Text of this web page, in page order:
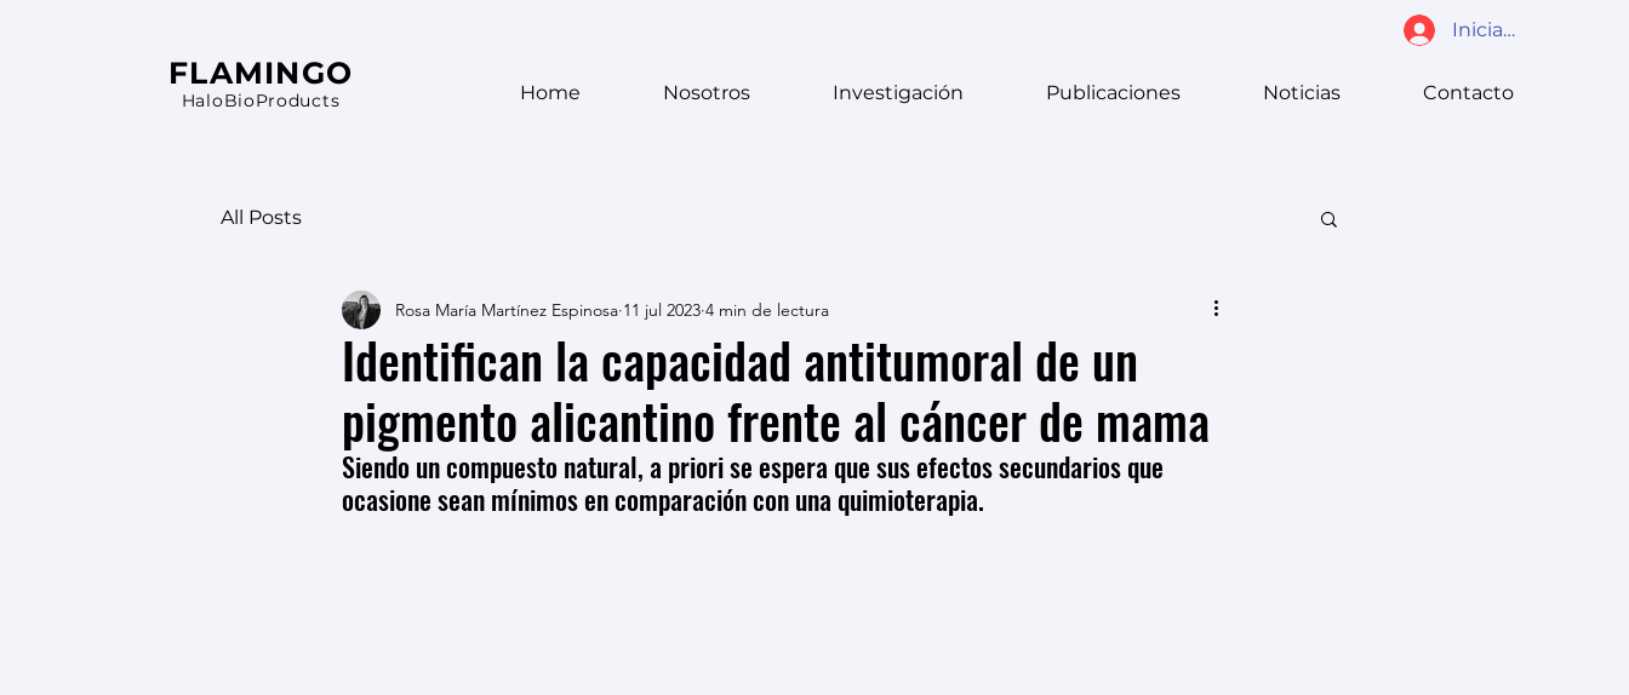
FLAMINGO
HaloBioProducts
Iniciar sesión
Home Nosotros Investigación Publicaciones Noticias Contacto
All Posts
Identifican la capacidad antitumoral de un
pigmento alicantino frente al cáncer de mama
Rosa María Martínez Espinosa 11 jul 2023 4 min de lectura
Siendo un compuesto natural, a priori se espera que sus efectos secundarios que
ocasione sean mínimos en comparación con una quimioterapia.